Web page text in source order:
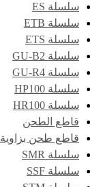
سلسلة ES
سلسلة ETB
سلسلة ETS
سلسلة GU-B2
سلسلة GU-R4
سلسلة HP100
سلسلة HR100
قاطع الطحن
قاطع طحن بزاوية R
سلسلة SMR
سلسلة SSF